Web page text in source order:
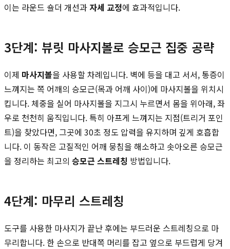
이는 라운드 숄더 개선과 자세 교정에 효과적입니다.
3단계: 뷰릿 마사지볼로 승모근 집중 공략
이제 마사지볼을 사용할 차례입니다. 벽에 등을 대고 서서, 통증이
느껴지는 쪽 어깨의 승모근(목과 어깨 사이)에 마사지볼을 위치시
킵니다. 체중을 실어 마사지볼을 지그시 누르면서 몸을 위아래, 좌
우로 천천히 움직입니다. 특히 아프게 느껴지는 지점(트리거 포인
트)을 찾았다면, 그곳에 30초 정도 압력을 유지하며 깊게 호흡합
니다. 이 동작은 고질적인 어깨 뭉침을 해소하고 솟아오른 승모근
을 정리하는 최고의 승모근 스트레칭 방법입니다.
4단계: 마무리 스트레칭
도구를 사용한 마사지가 끝난 후에는 부드러운 스트레칭으로 마
무리합니다. 한 손으로 반대쪽 머리를 잡고 옆으로 부드럽게 당겨